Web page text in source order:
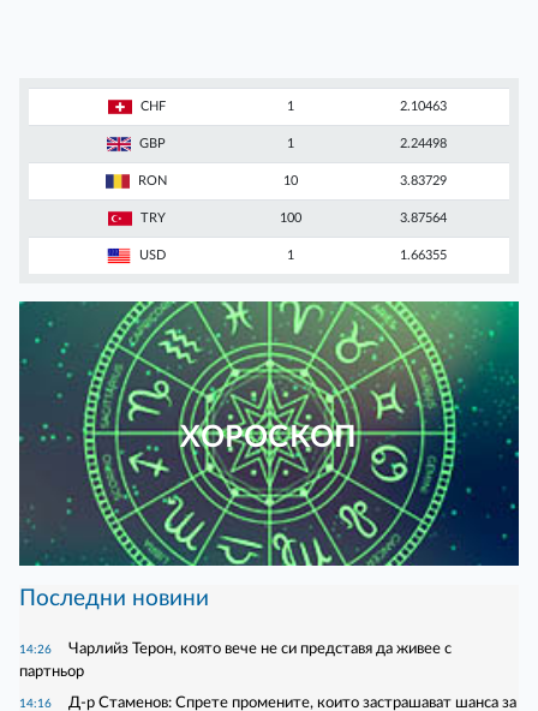
CHF 1 2.10463
GBP 1 2.24498
RON 10 3.83729
TRY 100 3.87564
USD 1 1.66355
ХОРОСКОП
Последни новини
14:26
Чарлийз Терон, която вече не си представя да живее с
партньор
14:16
Д-р Стаменов: Спрете промените, които застрашават шанса за